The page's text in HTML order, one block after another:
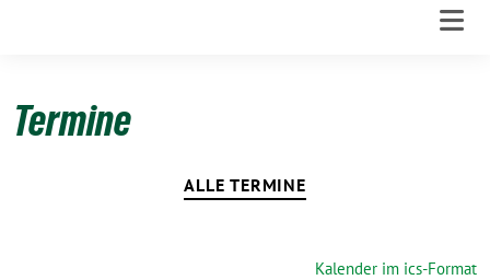
Termine
ALLE TERMINE
Kalender im ics-Format